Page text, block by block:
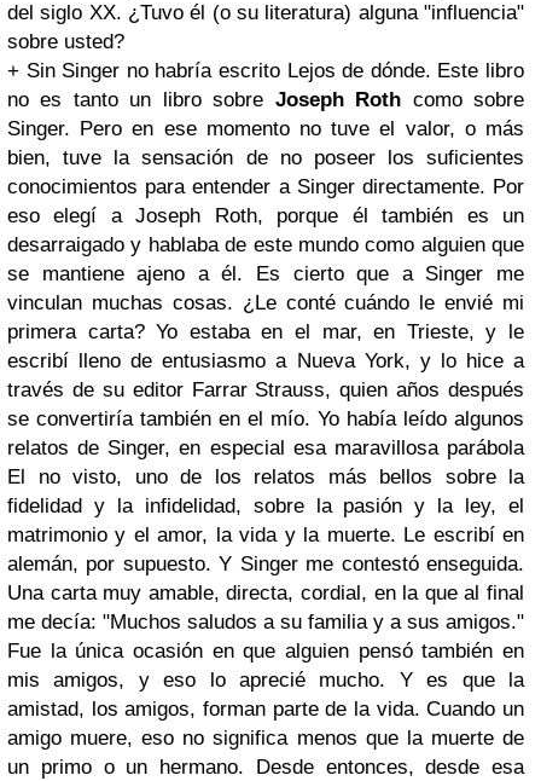
del siglo XX. ¿Tuvo él (o su literatura) alguna "influencia"
sobre usted?
+ Sin Singer no habría escrito Lejos de dónde. Este libro
no es tanto un libro sobre Joseph Roth como sobre
Singer. Pero en ese momento no tuve el valor, o más
bien, tuve la sensación de no poseer los suficientes
conocimientos para entender a Singer directamente. Por
eso elegí a Joseph Roth, porque él también es un
desarraigado y hablaba de este mundo como alguien que
se mantiene ajeno a él. Es cierto que a Singer me
vinculan muchas cosas. ¿Le conté cuándo le envié mi
primera carta? Yo estaba en el mar, en Trieste, y le
escribí lleno de entusiasmo a Nueva York, y lo hice a
través de su editor Farrar Strauss, quien años después
se convertiría también en el mío. Yo había leído algunos
relatos de Singer, en especial esa maravillosa parábola
El no visto, uno de los relatos más bellos sobre la
fidelidad y la infidelidad, sobre la pasión y la ley, el
matrimonio y el amor, la vida y la muerte. Le escribí en
alemán, por supuesto. Y Singer me contestó enseguida.
Una carta muy amable, directa, cordial, en la que al final
me decía: "Muchos saludos a su familia y a sus amigos."
Fue la única ocasión en que alguien pensó también en
mis amigos, y eso lo aprecié mucho. Y es que la
amistad, los amigos, forman parte de la vida. Cuando un
amigo muere, eso no significa menos que la muerte de
un primo o un hermano. Desde entonces, desde esa